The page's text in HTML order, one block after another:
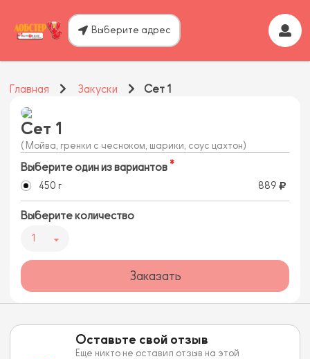
Выберите адрес
Главная Закуски Сет 1
Сет 1
( Мойва, гренки с чесноком, шарики, соус цахтон)
Выберите один из вариантов
450 г 889
Выберите количество
1
Заказать
Оставьте свой отзыв
Еще никто не оставил отзыв на этой